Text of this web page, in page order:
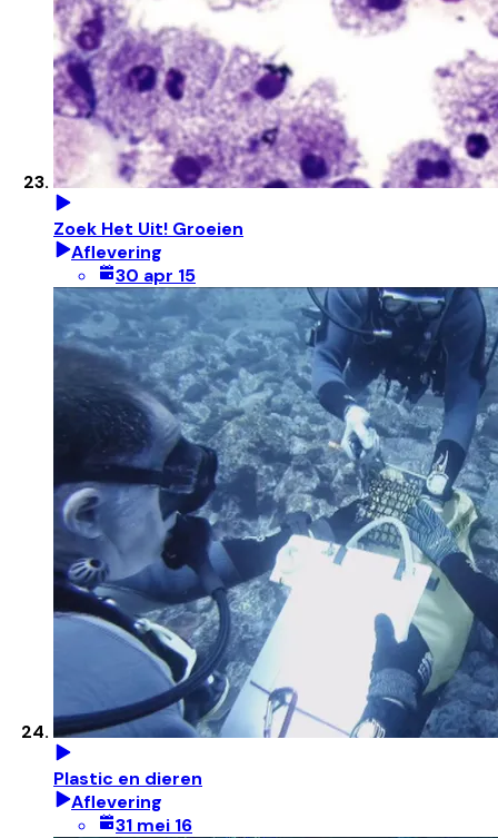
Zoek Het Uit! Groeien
Aflevering
30 apr 15
Plastic en dieren
Aflevering
31 mei 16